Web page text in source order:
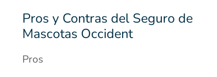
Pros y Contras del Seguro de
Mascotas Occident
Pros